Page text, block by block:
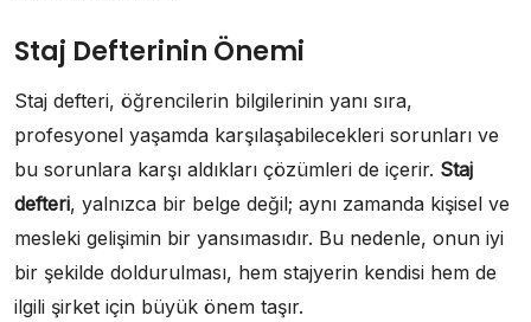
Staj Defterinin Önemi
Staj defteri, öğrencilerin bilgilerinin yanı sıra,
profesyonel yaşamda karşılaşabilecekleri sorunları ve
bu sorunlara karşı aldıkları çözümleri de içerir. Staj
defteri, yalnızca bir belge değil; aynı zamanda kişisel ve
mesleki gelişimin bir yansımasıdır. Bu nedenle, onun iyi
bir şekilde doldurulması, hem stajyerin kendisi hem de
ilgili şirket için büyük önem taşır.